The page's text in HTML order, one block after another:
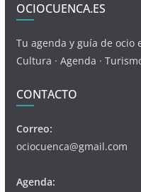
OCIOCUENCA.ES
Tu agenda y guía de ocio
Cultura · Agenda ·
CONTACTO
Correo:
ociocuenca@gmail.com
Agenda: